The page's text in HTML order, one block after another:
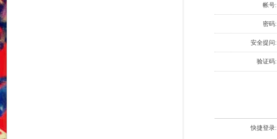
帐号:
密码:
安全提问:
验证码:
快捷登录: